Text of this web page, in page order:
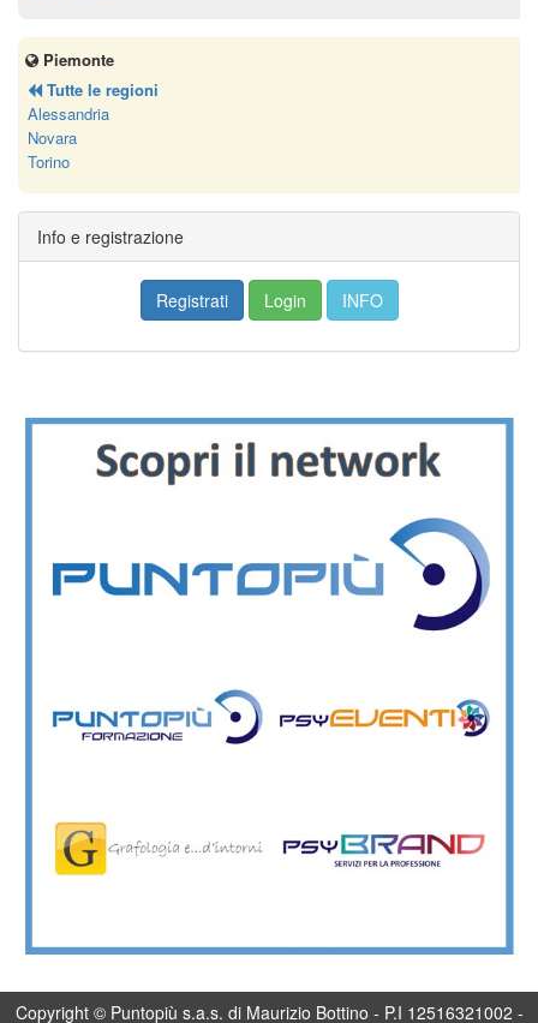
Piemonte
Tutte le regioni
Alessandria
Novara
Torino
Info e registrazione
Registrati Login INFO
Copyright © Puntopiù s.a.s. di Maurizio Bottino - P.I 12516321002 -